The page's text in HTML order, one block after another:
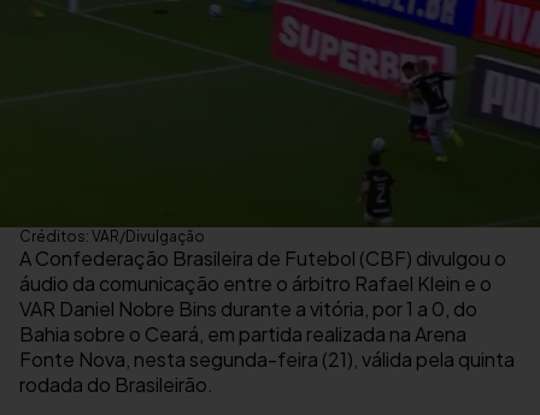
Créditos: VAR/Divulgação
A Confederação Brasileira de Futebol (CBF) divulgou o
áudio da comunicação entre o árbitro Rafael Klein e o
VAR Daniel Nobre Bins durante a vitória, por 1 a 0, do
Bahia sobre o Ceará, em partida realizada na Arena
Fonte Nova, nesta segunda-feira (21), válida pela quinta
rodada do Brasileirão.